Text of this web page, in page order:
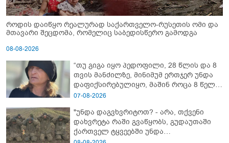
როდის დაიწყო რეალურად საქართველო-რუსეთის ომი და
მთავარი შეცდომა, რომელიც საბედისწერო გამოდგა
08-08-2026
“თუ გიგა იყო პედოფილი, 28 წლის და 8
თვის მანძილზე, მინიმუმ ერთჯერ უნდა
დაფიქსირებულიყო, მაშინ როცა 8 წელი
ამზადებდა მოსწავლეებს! - იპოვონ ერთი
ავიწროებდა” - ეკა კუპატაძე
07-08-2026
"უნდა დაგვხვრიტოთ? - არა, თქვენი
დახვრეტა რაში გვაწყობს, გუდაუთაში
ქართველ ტყვეებში უნდა